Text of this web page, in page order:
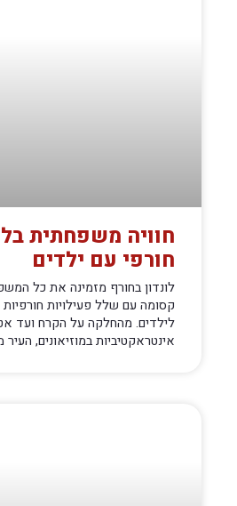
חוויה משפחתית
חורפי עם ילדים
לונדון בחורף מזמינה את כל
קסומה עם שלל פעילויות
לילדים. מהחלקה על הקרח ועד
אינטראקטיביות במוזיאונים, העיר